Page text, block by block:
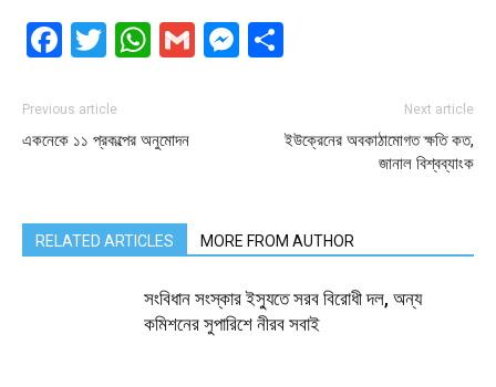
Facebook
Twitter
WhatsApp
GmailMessenger
Previous article
একনেকে ১১ প্রকল্পের অনুমোদন
Next article
ইউক্রেনের অবকাঠামোগত ক্ষতি কত,
জানাল বিশ্বব্যাংক
RELATED ARTICLES MORE FROM AUTHOR
সংবিধান সংস্কার ইস্যুতে সরব বিরোধী দল, অন্য
কমিশনের সুপারিশে নীরব সবাই